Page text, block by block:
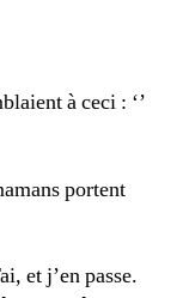
à ceci : ‘’
portent
et j’en passe.